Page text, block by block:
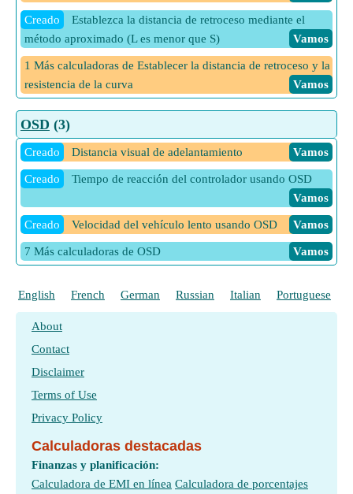
Creado Peralte Teórico en Ferrocarriles Vamos
Creado Peralte Teórico Máximo en Ferrocarriles Vamos
Creado
Promedio ponderado de diferentes trenes a
diferentes velocidades
Vamos
Creado
Radio para un grado dado de curva en vías férreas
Creado
Establezca la distancia de retroceso mediante el
método aproximado (L es menor que S)
Vamos
1 Más calculadoras de Establecer la distancia de retroceso y la
resistencia de la curva
Vamos
OSD (3)
Creado Distancia visual de adelantamiento Vamos
Creado
Tiempo de reacción del controlador usando OSD
Vamos
Creado Velocidad del vehículo lento usando OSD Vamos
7 Más calculadoras de OSD Vamos
English French German Russian Italian Portuguese
About
Contact
Disclaimer
Terms of Use
Privacy Policy
Calculadoras destacadas
Finanzas y planificación:
Calculadora de EMI en línea Calculadora de porcentajes